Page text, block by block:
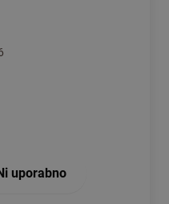
uporabno